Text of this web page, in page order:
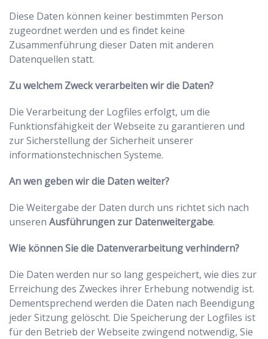
Diese Daten können keiner bestimmten Person
zugeordnet werden und es findet keine
Zusammenführung dieser Daten mit anderen
Datenquellen statt.
Zu welchem Zweck verarbeiten wir die Daten?
Die Verarbeitung der Logfiles erfolgt, um die
Funktionsfähigkeit der Webseite zu garantieren und
zur Sicherstellung der Sicherheit unserer
informationstechnischen Systeme.
An wen geben wir die Daten weiter?
Die Weitergabe der Daten durch uns richtet sich nach
unseren Ausführungen zur Datenweitergabe.
Wie können Sie die Datenverarbeitung verhindern?
Die Daten werden nur so lang gespeichert, wie dies zur
Erreichung des Zweckes ihrer Erhebung notwendig ist.
Dementsprechend werden die Daten nach Beendigung
jeder Sitzung gelöscht. Die Speicherung der Logfiles ist
für den Betrieb der Webseite zwingend notwendig, Sie